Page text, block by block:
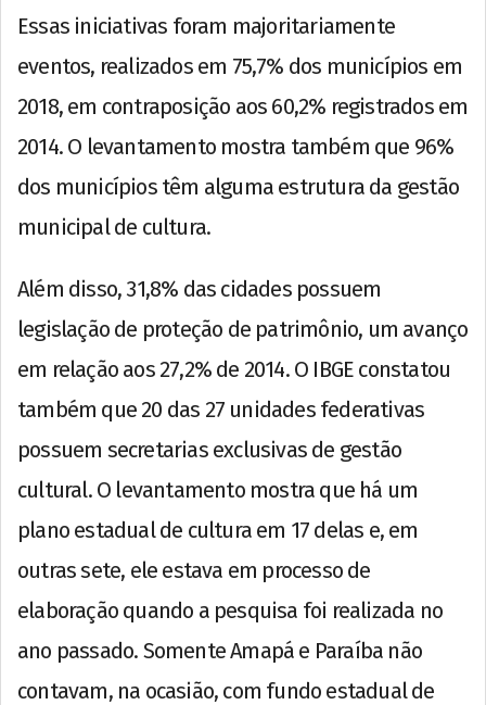
Essas iniciativas foram majoritariamente
eventos, realizados em 75,7% dos municípios em
2018, em contraposição aos 60,2% registrados em
2014. O levantamento mostra também que 96%
dos municípios têm alguma estrutura da gestão
municipal de cultura.
Além disso, 31,8% das cidades possuem
legislação de proteção de patrimônio, um avanço
em relação aos 27,2% de 2014. O IBGE constatou
também que 20 das 27 unidades federativas
possuem secretarias exclusivas de gestão
cultural. O levantamento mostra que há um
plano estadual de cultura em 17 delas e, em
outras sete, ele estava em processo de
elaboração quando a pesquisa foi realizada no
ano passado. Somente Amapá e Paraíba não
contavam, na ocasião, com fundo estadual de